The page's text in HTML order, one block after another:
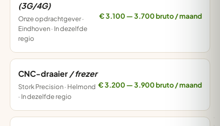
(3G/4G)
Onze opdrachtgever ·
Eindhoven · In dezelfde
regio
€ 3.100 — 3.700 bruto / maand
CNC-draaier / frezer
Stork Precision · Helmond
· In dezelfde regio
€ 3.200 — 3.900 bruto / maand